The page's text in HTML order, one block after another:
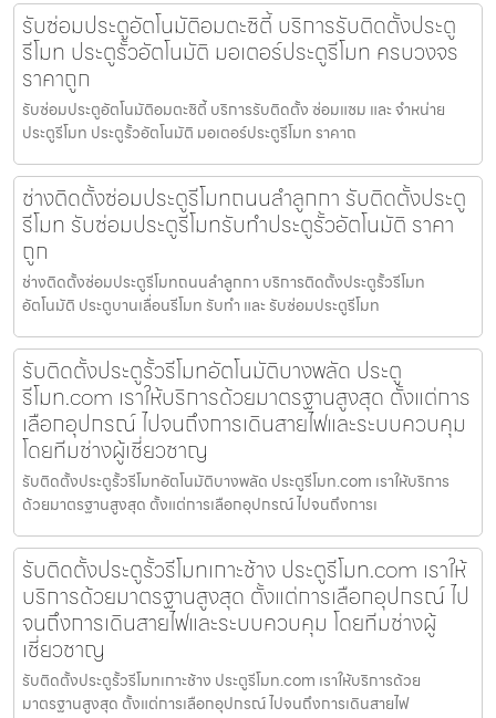
รับซ่อมประตูอัตโนมัติอมตะซิตี้ บริการรับติดตั้งประตู
รีโมท ประตูรั้วอัตโนมัติ มอเตอร์ประตูรีโมท ครบวงจร
ราคาถูก
รับซ่อมประตูอัตโนมัติอมตะซิตี้ บริการรับติดตั้ง ซ่อมแซม และ จำหน่าย
ประตูรีโมท ประตูรั้วอัตโนมัติ มอเตอร์ประตูรีโมท ราคาถ
ช่างติดตั้งซ่อมประตูรีโมทถนนลำลูกกา รับติดตั้งประตู
รีโมท รับซ่อมประตูรีโมทรับทำประตูรั้วอัตโนมัติ ราคา
ถูก
ช่างติดตั้งซ่อมประตูรีโมทถนนลำลูกกา บริการติดตั้งประตูรั้วรีโมท
อัตโนมัติ ประตูบานเลื่อนรีโมท รับทำ และ รับซ่อมประตูรีโมท
รับติดตั้งประตูรั้วรีโมทอัตโนมัติบางพลัด ประตู
รีโมท.com เราให้บริการด้วยมาตรฐานสูงสุด ตั้งแต่การ
เลือกอุปกรณ์ ไปจนถึงการเดินสายไฟและระบบควบคุม
โดยทีมช่างผู้เชี่ยวชาญ
รับติดตั้งประตูรั้วรีโมทอัตโนมัติบางพลัด ประตูรีโมท.com เราให้บริการ
ด้วยมาตรฐานสูงสุด ตั้งแต่การเลือกอุปกรณ์ ไปจนถึงการเ
รับติดตั้งประตูรั้วรีโมทเกาะช้าง ประตูรีโมท.com เราให้
บริการด้วยมาตรฐานสูงสุด ตั้งแต่การเลือกอุปกรณ์ ไป
จนถึงการเดินสายไฟและระบบควบคุม โดยทีมช่างผู้
เชี่ยวชาญ
รับติดตั้งประตูรั้วรีโมทเกาะช้าง ประตูรีโมท.com เราให้บริการด้วย
มาตรฐานสูงสุด ตั้งแต่การเลือกอุปกรณ์ ไปจนถึงการเดินสายไฟ